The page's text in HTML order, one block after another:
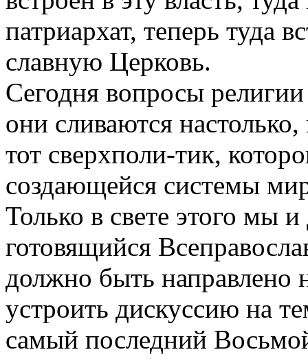
патриархат, теперь туда
славную Церковь.
Сегодня вопросы
они сливаются
тот сверхполи-тик,
создающейся системы
Только в свете этого мы
готовящийся
должно быть
устроить дискуссию на
самый последний